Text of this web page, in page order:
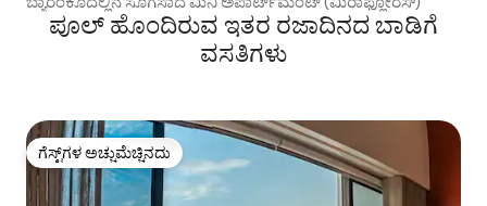
ಪೂಲ್‌ ಹೊಂದಿರುವ ಇತರ ರಜಾದಿನದ ಬಾಡಿಗೆ
ವಸತಿಗಳು
ಗೆಸ್ಟ್‌ಗಳ ಅಚ್ಚುಮೆಚ್ಚಿನದು
ಗೆಸ್ಟ್‌ಗಳ ಅಚ್ಚುಮೆಚ್ಚಿನದು